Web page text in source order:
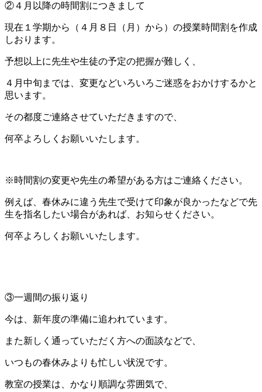
②４月以降の時間割につきまして
現在１学期から（４月８日（月）から）の授業時間割を作成
しおります。
予想以上に先生や生徒の予定の把握が難しく、
４月中旬までは、変更などいろいろご迷惑をおかけするかと
思います。
その都度ご連絡させていただきますので、
何卒よろしくお願いいたします。
※時間割の変更や先生の希望がある方はご連絡ください。
例えば、春休みに違う先生で受けて印象が良かったなどで先
生を指名したい場合があれば、お知らせください。
何卒よろしくお願いいたします。
③一週間の振り返り
今は、新年度の準備に追われています。
また新しく通っていただく方への面談などで、
いつもの春休みよりも忙しい状況です。
教室の授業は、かなり順調な雰囲気で、